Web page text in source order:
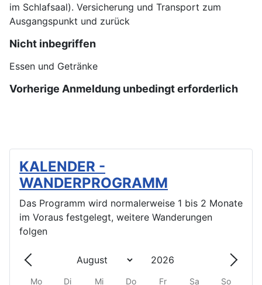
KALENDER -
WANDERPROGRAMM
Das Programm wird normalerweise 1 bis 2 Monate
im Voraus festgelegt, weitere Wanderungen
folgen
Mo Di Mi Do Fr Sa So
im Schlafsaal). Versicherung und Transport zum
Ausgangspunkt und zurück
Nicht inbegriffen
Essen und Getränke
Vorherige Anmeldung unbedingt erforderlich